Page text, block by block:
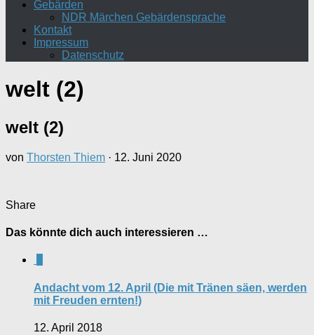
Gebärden
NDR Märchen Gebärdensprache
Kontakt
Impressum
Datenschutz
welt (2)
welt (2)
von Thorsten Thiem · 12. Juni 2020
Share
Das könnte dich auch interessieren …
Andacht vom 12. April (Die mit Tränen säen, werden
mit Freuden ernten!)
12. April 2018